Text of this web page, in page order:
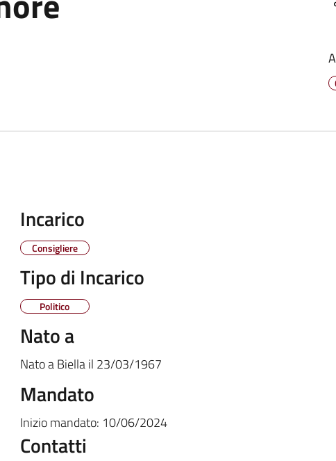
Incarico
Consigliere
Tipo di Incarico
Politico
Nato a
Nato aBiellail 23/03/1967
Mandato
Inizio mandato: 10/06/2024
Contatti